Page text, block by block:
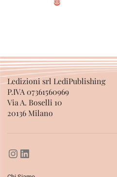
Ledizioni srl LediPublishing
P.IVA 07361560969
Via A. Boselli 10
20136 Milano